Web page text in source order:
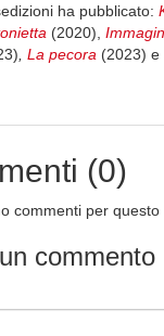
ha pubblicato:
(2020),
, La pecora (2023) e
(0)
commenti per questo
commento